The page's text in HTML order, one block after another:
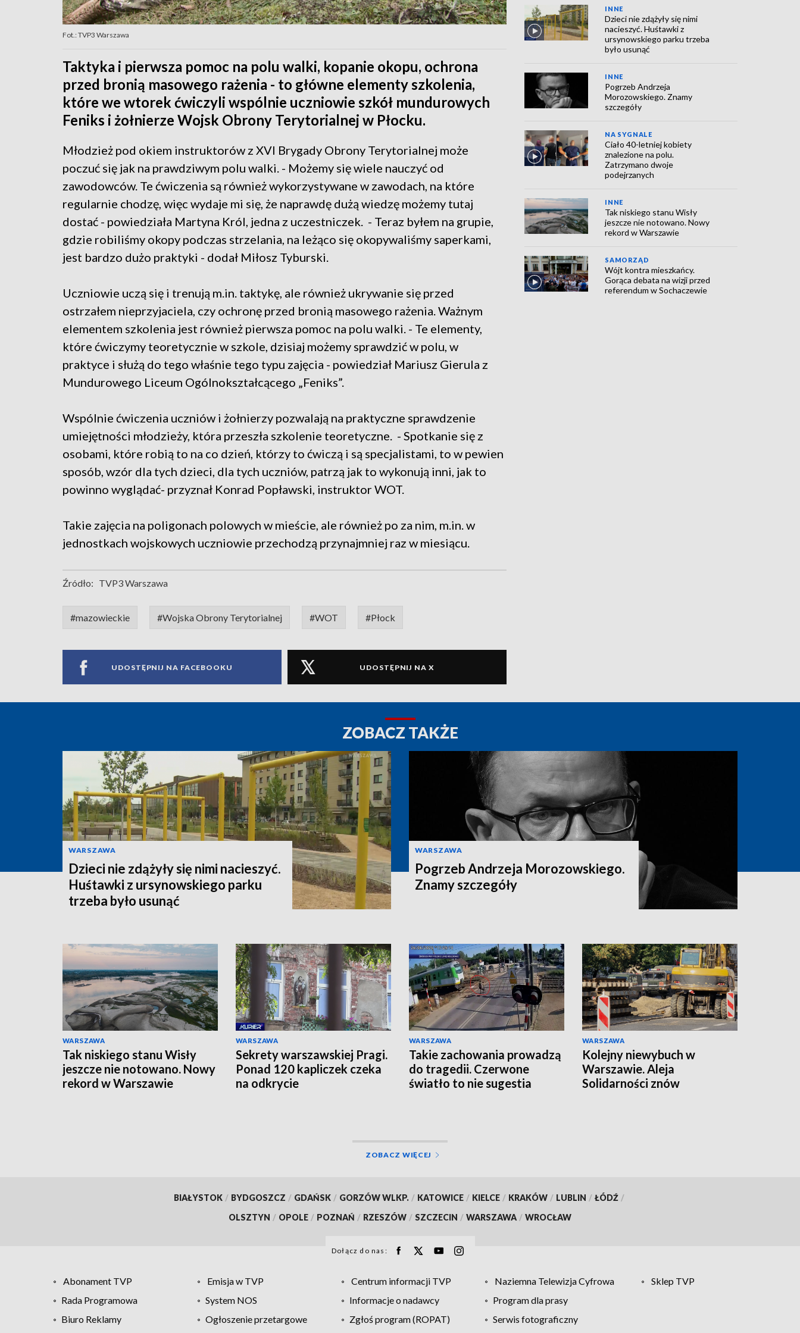
Fot.: TVP3 Warszawa
Taktyka i pierwsza pomoc na polu walki, kopanie okopu, ochrona
przed bronią masowego rażenia - to główne elementy szkolenia,
które we wtorek ćwiczyli wspólnie uczniowie szkół mundurowych
Feniks i żołnierze Wojsk Obrony Terytorialnej w Płocku.
Młodzież pod okiem instruktorów z XVI Brygady Obrony Terytorialnej może
poczuć się jak na prawdziwym polu walki. - Możemy się wiele nauczyć od
zawodowców. Te ćwiczenia są również wykorzystywane w zawodach, na które
regularnie chodzę, więc wydaje mi się, że naprawdę dużą wiedzę możemy tutaj
dostać - powiedziała Martyna Król, jedna z uczestniczek. - Teraz byłem na grupie,
gdzie robiliśmy okopy podczas strzelania, na leżąco się okopywaliśmy saperkami,
jest bardzo dużo praktyki - dodał Miłosz Tyburski.
Uczniowie uczą się i trenują m.in. taktykę, ale również ukrywanie się przed
ostrzałem nieprzyjaciela, czy ochronę przed bronią masowego rażenia. Ważnym
elementem szkolenia jest również pierwsza pomoc na polu walki. - Te elementy,
które ćwiczymy teoretycznie w szkole, dzisiaj możemy sprawdzić w polu, w
praktyce i służą do tego właśnie tego typu zajęcia - powiedział Mariusz Gierula z
Mundurowego Liceum Ogólnokształcącego „Feniks”.
Wspólnie ćwiczenia uczniów i żołnierzy pozwalają na praktyczne sprawdzenie
umiejętności młodzieży, która przeszła szkolenie teoretyczne. - Spotkanie się z
osobami, które robią to na co dzień, którzy to ćwiczą i są specjalistami, to w pewien
sposób, wzór dla tych dzieci, dla tych uczniów, patrzą jak to wykonują inni, jak to
powinno wyglądać- przyznał Konrad Popławski, instruktor WOT.
Takie zajęcia na poligonach polowych w mieście, ale również po za nim, m.in. w
jednostkach wojskowych uczniowie przechodzą przynajmniej raz w miesiącu.
Źródło: TVP3 Warszawa
#mazowieckie #Wojska Obrony Terytorialnej #WOT #Płock
UDOSTĘPNIJ NA FACEBOOKU UDOSTĘPNIJ NA X
INNE
Dzieci nie zdążyły się nimi
nacieszyć. Huśtawki z
ursynowskiego parku trzeba
było usunąć
INNE
Pogrzeb Andrzeja
Morozowskiego. Znamy
szczegóły
NA SYGNALE
Ciało 40-letniej kobiety
znalezione na polu.
Zatrzymano dwoje
podejrzanych
INNE
Tak niskiego stanu Wisły
jeszcze nie notowano. Nowy
rekord w Warszawie
SAMORZĄD
Wójt kontra mieszkańcy.
Gorąca debata na wizji przed
referendum w Sochaczewie
ZOBACZ TAKŻE
WARSZAWA
Dzieci nie zdążyły się nimi nacieszyć.
Huśtawki z ursynowskiego parku
trzeba było usunąć
WARSZAWA
Pogrzeb Andrzeja Morozowskiego.
Znamy szczegóły
WARSZAWA
Tak niskiego stanu Wisły
jeszcze nie notowano. Nowy
rekord w Warszawie
WARSZAWA
Sekrety warszawskiej Pragi.
Ponad 120 kapliczek czeka
na odkrycie
WARSZAWA
Takie zachowania prowadzą
do tragedii. Czerwone
światło to nie sugestia
WARSZAWA
Kolejny niewybuch w
Warszawie. Aleja
Solidarności znów
ZOBACZ WIĘCEJ
BIAŁYSTOK / BYDGOSZCZ / GDAŃSK / GORZÓW WLKP. / KATOWICE / KIELCE / KRAKÓW / LUBLIN / ŁÓDŹ /
OLSZTYN / OPOLE / POZNAŃ / RZESZÓW / SZCZECIN / WARSZAWA / WROCŁAW
Dołącz do nas:
Abonament TVP Emisja w TVP Centrum informacji TVP Naziemna Telewizja Cyfrowa
Sklep TVP
Rada Programowa
System NOS Informacje o nadawcy
Program dla prasy
Biuro Reklamy
Ogłoszenie przetargowe Zgłoś program (ROPAT)
Serwis fotograficzny